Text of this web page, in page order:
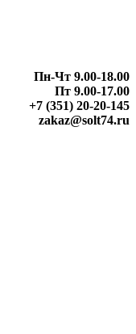
Пн-Чт 9.00-18.00
Пт 9.00-17.00
+7 (351) 20-20-145
zakaz@solt74.ru